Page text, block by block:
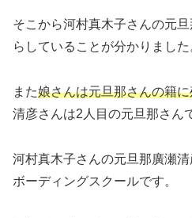
そこから河村真木子さんの元
らしていることが分かりました
また娘さんは元旦那さんの籍
清彦さんは2人目の元旦那さん
河村真木子さんの元旦那廣瀬
ボーディングスクールです。